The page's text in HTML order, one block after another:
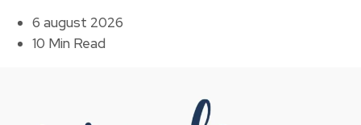
6 august 2026
10 Min Read